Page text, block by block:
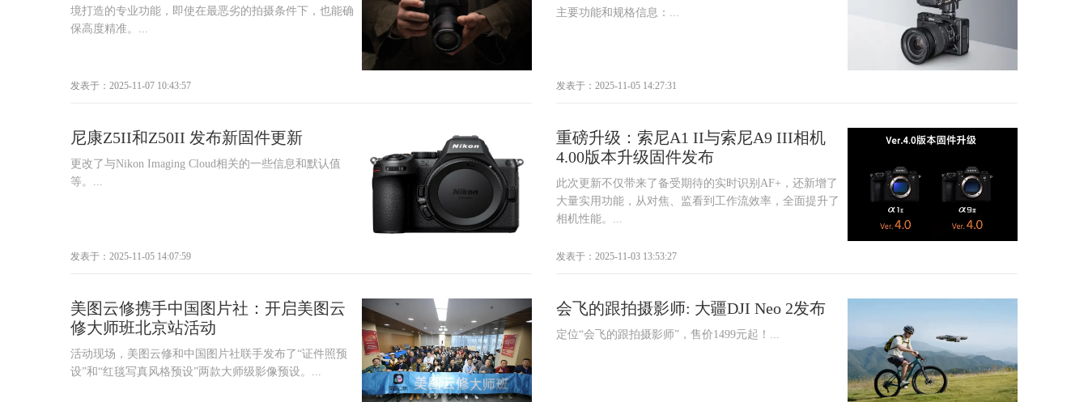
境打造的专业功能，即使在最恶劣的拍摄条件下，也能确
保高度精准。...
发表于：2025-11-07 10:43:57
​主要功能和规格信息：...
发表于：2025-11-05 14:27:31
尼康Z5II和Z50II 发布新固件更新
更改了与Nikon Imaging Cloud相关的一些信息和默认值
等。...
发表于：2025-11-05 14:07:59
重磅升级：索尼A1 II与索尼A9 III相机
4.00版本升级固件发布
此次更新不仅带来了备受期待的实时识别AF+，还新增了
大量实用功能，从对焦、监看到工作流效率，全面提升了
相机性能。...
发表于：2025-11-03 13:53:27
美图云修携手中国图片社：开启美图云
修大师班北京站活动
活动现场，美图云修和中国图片社联手发布了“证件照预
设”和“红毯写真风格预设”两款大师级影像预设。...
会飞的跟拍摄影师: 大疆DJI Neo 2发布
定位“会飞的跟拍摄影师”，售价1499元起！...